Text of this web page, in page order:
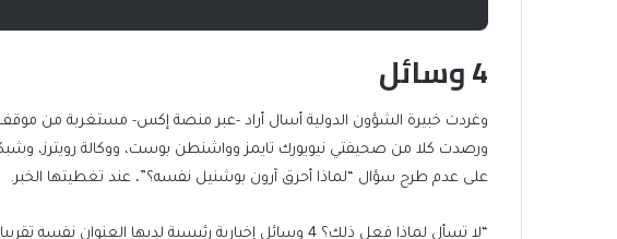
4 وسائل
ورصدت كلا من صحيفتي نيويورك تايمز وواشنطن بوست، ووكالة رويترز،
على عدم طرح سؤال “لماذا أحرق آرون بوشنيل نفسه؟”، عند تغطيتها الخبر.